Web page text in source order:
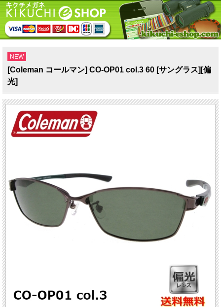
NEW
[Coleman コールマン] CO-OP01 col.3 60 [サングラス][偏
光]